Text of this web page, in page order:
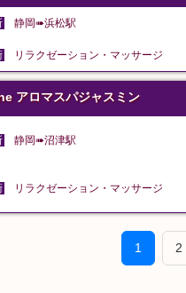
静岡➠浜松駅
リラクゼーション・マッサージ
アロマスパジャスミン
静岡➠沼津駅
リラクゼーション・マッサージ
1 2